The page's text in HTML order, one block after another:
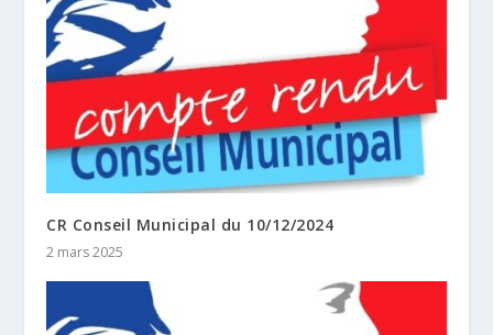
CR Conseil Municipal du 10/12/2024
2 mars 2025